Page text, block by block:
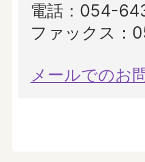
電話：054-
ファックス：
メールでのお